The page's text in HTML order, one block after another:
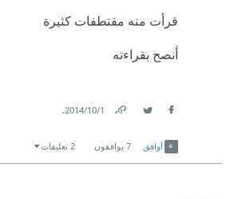
قرأت منه مقتطفات كثيرة
أنصح بقراءته
1‏/10‏/2014
.
أوافق 7 يوافقون 2 تعليقات